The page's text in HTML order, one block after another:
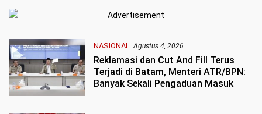
NASIONAL Agustus 4, 2026
Reklamasi dan Cut And Fill Terus
Terjadi di Batam, Menteri ATR/BPN:
Banyak Sekali Pengaduan Masuk